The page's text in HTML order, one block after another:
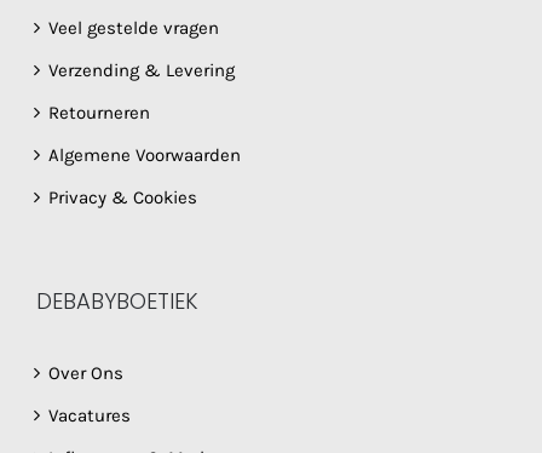
Veel gestelde vragen
Verzending & Levering
Retourneren
Algemene Voorwaarden
Privacy & Cookies
DEBABYBOETIEK
Over Ons
Vacatures